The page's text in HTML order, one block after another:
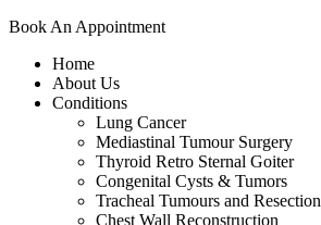
Book An Appointment
Home
About Us
Conditions
Lung Cancer
Mediastinal Tumour Surgery
Thyroid Retro Sternal Goiter
Congenital Cysts & Tumors
Tracheal Tumours and Resection
Chest Wall Reconstruction